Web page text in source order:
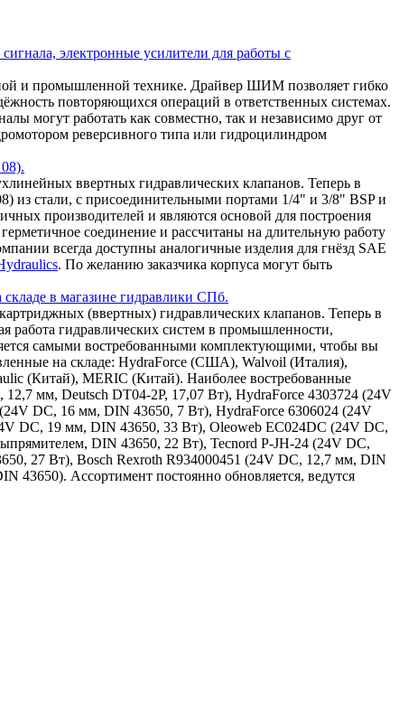
электронные усилители для работы с
и промышленной технике. Драйвер ШИМ позволяет гибко
повторяющихся операций в ответственных системах.
могут работать как совместно, так и независимо друг от
реверсивного типа или гидроцилиндром
ввертных гидравлических клапанов. Теперь в
из стали, с присоединительными портами 1/4" и 3/8" BSP и
производителей и являются основой для построения
соединение и рассчитаны на длительную работу
всегда доступны аналогичные изделия для гнёзд SAE
. По желанию заказчика корпуса могут быть
в магазине гидравлики СПб.
(ввертных) гидравлических клапанов. Теперь в
работа гидравлических систем в промышленности,
самыми востребованными комплектующими, чтобы вы
на складе: HydraForce (США), Walvoil (Италия),
(Китай), MERIC (Китай). Наиболее востребованные
мм, Deutsch DT04-2P, 17,07 Вт), HydraForce 4303724 (24V
DC, 16 мм, DIN 43650, 7 Вт), HydraForce 6306024 (24V
DC, 19 мм, DIN 43650, 33 Вт), Oleoweb EC024DC (24V DC,
DIN 43650, 22 Вт), Tecnord P-JH-24 (24V DC,
27 Вт), Bosch Rexroth R934000451 (24V DC, 12,7 мм, DIN
Ассортимент постоянно обновляется, ведутся